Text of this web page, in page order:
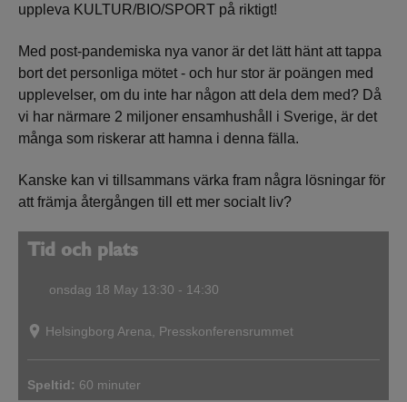
uppleva KULTUR/BIO/SPORT på riktigt!
Med post-pandemiska nya vanor är det lätt hänt att tappa
bort det personliga mötet - och hur stor är poängen med
upplevelser, om du inte har någon att dela dem med? Då
vi har närmare 2 miljoner ensamhushåll i Sverige, är det
många som riskerar att hamna i denna fälla.
Kanske kan vi tillsammans värka fram några lösningar för
att främja återgången till ett mer socialt liv?
Tid och plats
onsdag 18 May 13:30 - 14:30
Helsingborg Arena, Presskonferensrummet
Speltid: 60 minuter